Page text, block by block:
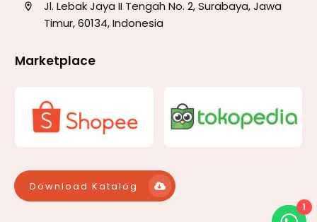
Jl. Lebak Jaya II Tengah No. 2, Surabaya, Jawa
Timur, 60134, Indonesia
Marketplace
Download Katalog
1